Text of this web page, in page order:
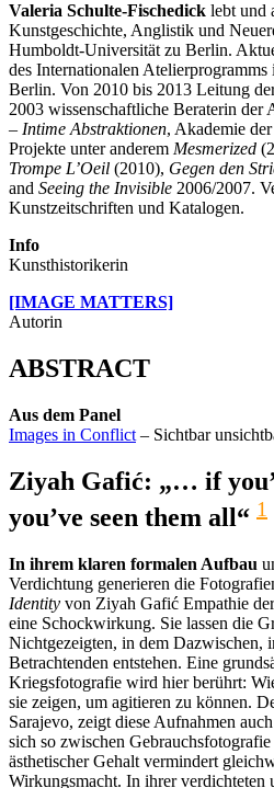
Valeria Schulte-Fischedick lebt und
Kunstgeschichte, Anglistik und
Humboldt-Universität zu Berlin.
des Internationalen
Berlin. Von 2010 bis 2013 Leitung
2003 wissenschaftliche Beraterin der
– Intime Abstraktionen, Akademie
Projekte unter anderem Mesmerized
Trompe L’Oeil (2010), Gegen den
and Seeing the Invisible 2006/2007.
Kunstzeitschriften und Katalogen.
Info
Kunsthistorikerin
[IMAGE MATTERS]
Autorin
ABSTRACT
Aus dem Panel
Images in Conflict – Sichtbar
Ziyah Gafić: „… if
you’ve seen them all“ 1
In ihrem klaren formalen Aufbau
Verdichtung generieren die
Identity von Ziyah Gafić Empathie
eine Schockwirkung. Sie lassen die
Nichtgezeigten, in dem Dazwischen,
Betrachtenden entstehen. Eine
Kriegsfotografie wird hier berührt:
sie zeigen, um agitieren zu können.
Sarajevo, zeigt diese Aufnahmen
sich so zwischen
ästhetischer Gehalt vermindert
Wirkungsmacht. In ihrer verdichteten